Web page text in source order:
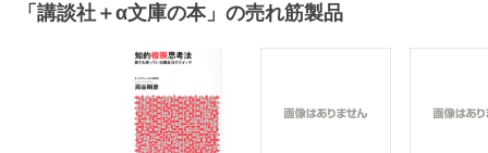
「 講談社＋α文庫の本」の売れ筋製品